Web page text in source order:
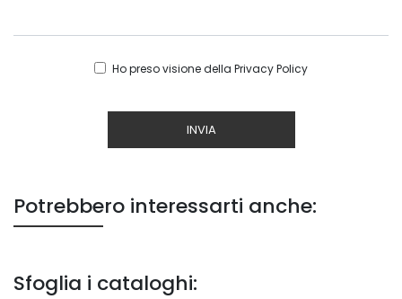
Ho preso visione della Privacy Policy
INVIA
Potrebbero interessarti anche:
Sfoglia i cataloghi: